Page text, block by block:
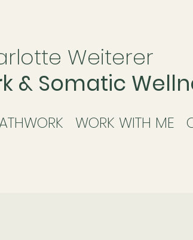
Weiterer
& Somatic
WORK WITH ME